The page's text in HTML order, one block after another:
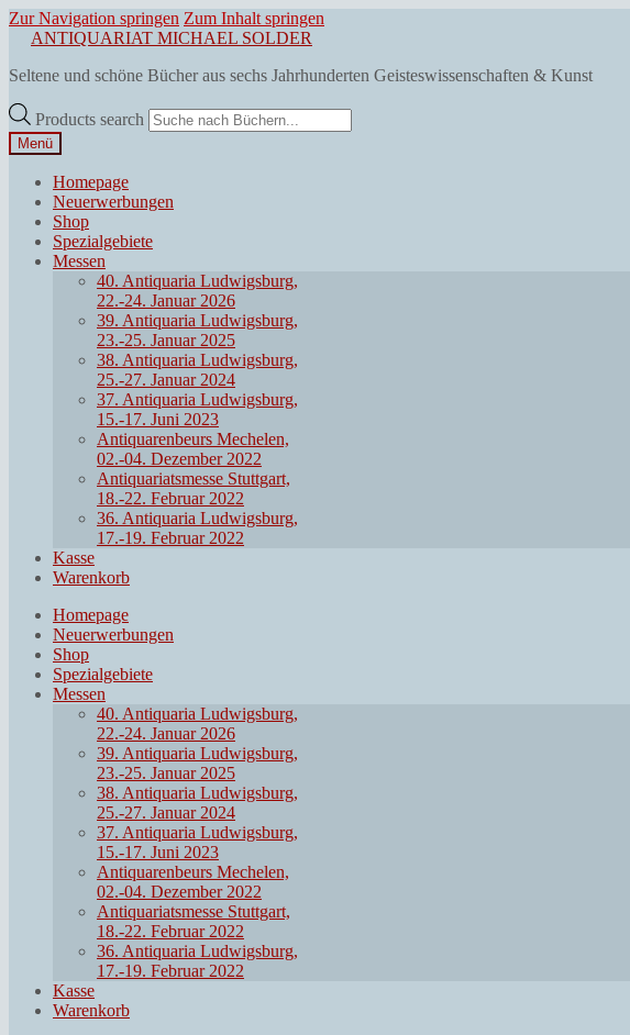
Zur Navigation springen Zum Inhalt springen
ANTIQUARIAT MICHAEL SOLDER
Seltene und schöne Bücher aus sechs Jahrhunderten Geisteswissenschaften & Kunst
Products search
Menü
Homepage
Neuerwerbungen
Shop
Spezialgebiete
Messen
40. Antiquaria Ludwigsburg,
22.-24. Januar 2026
39. Antiquaria Ludwigsburg,
23.-25. Januar 2025
38. Antiquaria Ludwigsburg,
25.-27. Januar 2024
37. Antiquaria Ludwigsburg,
15.-17. Juni 2023
Antiquarenbeurs Mechelen,
02.-04. Dezember 2022
Antiquariatsmesse Stuttgart,
18.-22. Februar 2022
36. Antiquaria Ludwigsburg,
17.-19. Februar 2022
Kasse
Warenkorb
Homepage
Neuerwerbungen
Shop
Spezialgebiete
Messen
40. Antiquaria Ludwigsburg,
22.-24. Januar 2026
39. Antiquaria Ludwigsburg,
23.-25. Januar 2025
38. Antiquaria Ludwigsburg,
25.-27. Januar 2024
37. Antiquaria Ludwigsburg,
15.-17. Juni 2023
Antiquarenbeurs Mechelen,
02.-04. Dezember 2022
Antiquariatsmesse Stuttgart,
18.-22. Februar 2022
36. Antiquaria Ludwigsburg,
17.-19. Februar 2022
Kasse
Warenkorb